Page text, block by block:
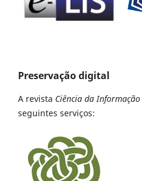
Preservação digital
A revista Ciência da Informação
seguintes serviços: